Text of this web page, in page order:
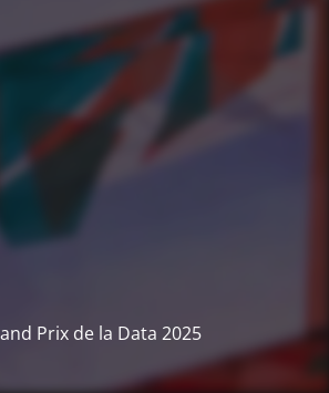
Prix de la Data 2025